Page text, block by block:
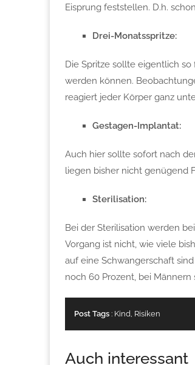
Eisprung feststellen. D.h. schon
Drei-Monatsspritze:
Die Spritze sollte eigentlich
werden können.
reagiert jeder Körper ganz
Gestagen-Implantat:
Auch hier sollte sofort nach
liegen bisher nicht genügend
Sterilisation:
Bei der Sterilisation werden
Vorgang ist nicht, wie viele
auf eine Schwangerschaft
noch 60 Prozent, bei Männern
Post Tags : Kind, Risiken
Auch interessant